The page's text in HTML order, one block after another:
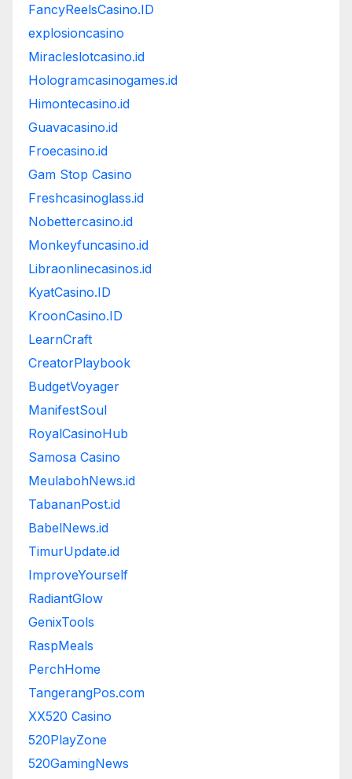
FancyReelsCasino.ID
explosioncasino
Miracleslotcasino.id
Hologramcasinogames.id
Himontecasino.id
Guavacasino.id
Froecasino.id
Gam Stop Casino
Freshcasinoglass.id
Nobettercasino.id
Monkeyfuncasino.id
Libraonlinecasinos.id
KyatCasino.ID
KroonCasino.ID
LearnCraft
CreatorPlaybook
BudgetVoyager
ManifestSoul
RoyalCasinoHub
Samosa Casino
MeulabohNews.id
TabananPost.id
BabelNews.id
TimurUpdate.id
ImproveYourself
RadiantGlow
GenixTools
RaspMeals
PerchHome
TangerangPos.com
XX520 Casino
520PlayZone
520GamingNews